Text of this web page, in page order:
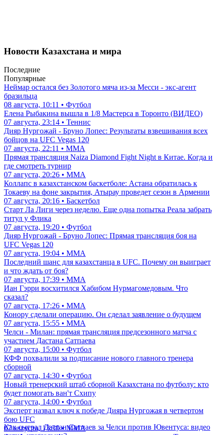
Новости Казахстана и мира
Последние
Популярные
Неймар остался без Золотого мяча из-за Месси - экс-агент
бразильца
08 августа, 10:11 • Футбол
Елена Рыбакина вышла в 1/8 Мастерса в Торонто (ВИДЕО)
07 августа, 23:14 • Теннис
Дияр Нургожай - Бруно Лопес: Результаты взвешивания всех
бойцов на UFC Vegas 120
07 августа, 22:11 • ММА
Прямая трансляция Naiza Diamond Fight Night в Китае. Когда и
где смотреть турнир
07 августа, 20:26 • ММА
Коллапс в казахстанском баскетболе: Астана обратилась к
Токаеву на фоне закрытия, Атырау проведет сезон в Армении
07 августа, 20:16 • Баскетбол
Старт Ла Лиги через неделю. Еще одна попытка Реала забрать
титул у Флика
07 августа, 19:20 • Футбол
Дияр Нургожай - Бруно Лопес: Прямая трансляция боя на
UFC Vegas 120
07 августа, 19:04 • ММА
Последний шанс для казахстанца в UFC. Почему он выиграет
и что ждать от боя?
07 августа, 17:39 • ММА
Иан Гэрри восхитился Хабибом Нурмагомедовым. Что
сказал?
07 августа, 17:26 • ММА
Конору сделали операцию. Он сделал заявление о будущем
07 августа, 15:55 • ММА
Челси - Милан: прямая трансляция предсезонного матча с
участием Дастана Сатпаева
07 августа, 15:00 • Футбол
КФФ похвалили за подписание нового главного тренера
сборной
07 августа, 14:30 • Футбол
Новый тренерский штаб сборной Казахстана по футболу: кто
будет помогать ван'т Схипу
07 августа, 14:00 • Футбол
Эксперт назвал ключ к победе Дияра Нургожая в четвертом
бою UFC
07 августа, 13:30 • ММА
Как сыграл Дастан Сатпаев за Челси против Ювентуса: видео